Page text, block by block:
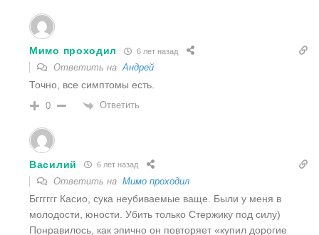
Мимо проходил 6 лет назад
Ответить наАндрей
Точно, все симптомы есть.
0 Ответить
Василий 6 лет назад
Ответить на Мимо проходил
Бгггггг Касио, сука неубиваемые ваще. Были у меня в
молодости, юности. Убить только Стержику под силу)
Понравилось, как эпично он повторяет «купил дорогие